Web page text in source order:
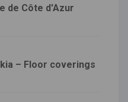
de Côte d'Azur
– Floor coverings